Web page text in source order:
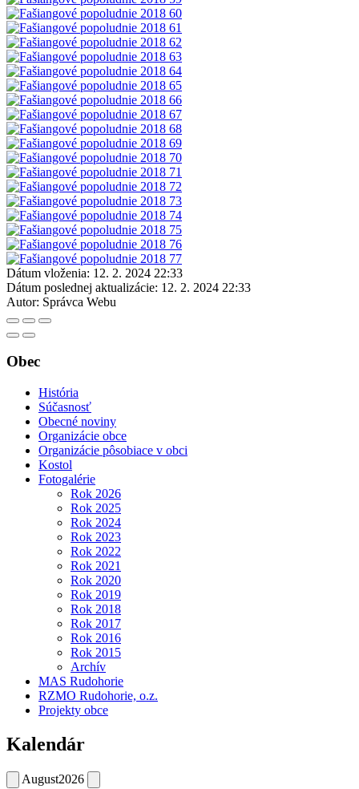
Dátum vloženia: 12. 2. 2024 22:33
Dátum poslednej aktualizácie: 12. 2. 2024 22:33
Autor: Správca Webu
Obec
História
Súčasnosť
Obecné noviny
Organizácie obce
Organizácie pôsobiace v obci
Kostol
Fotogalérie
Rok 2026
Rok 2025
Rok 2024
Rok 2023
Rok 2022
Rok 2021
Rok 2020
Rok 2019
Rok 2018
Rok 2017
Rok 2016
Rok 2015
Archív
MAS Rudohorie
RZMO Rudohorie, o.z.
Projekty obce
Kalendár
August2026